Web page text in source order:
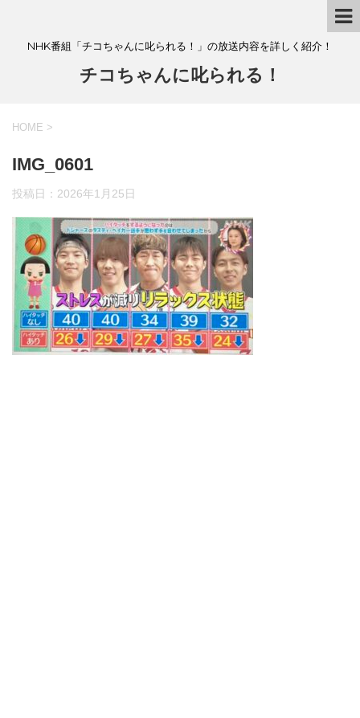
NHK番組「チコちゃんに叱られる！」の放送内容を詳しく紹介！
チコちゃんに叱られる！
HOME >
IMG_0601
投稿日： 2026年1月25日